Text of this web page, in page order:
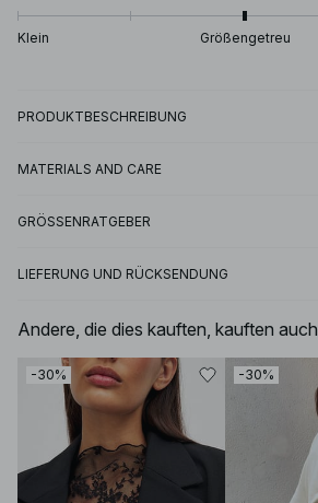
Klein Größengetreu
PRODUKTBESCHREIBUNG
MATERIALS AND CARE
GRÖSSENRATGEBER
LIEFERUNG UND RÜCKSENDUNG
Andere, die dies kauften, kauften auch
-30% -30%